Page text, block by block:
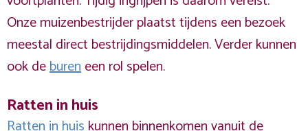
Onze muizenbestrijder plaatst tijdens een bezoek
meestal direct bestrijdingsmiddelen. Verder kunnen
ook debureneen rol spelen.
Ratten in huis